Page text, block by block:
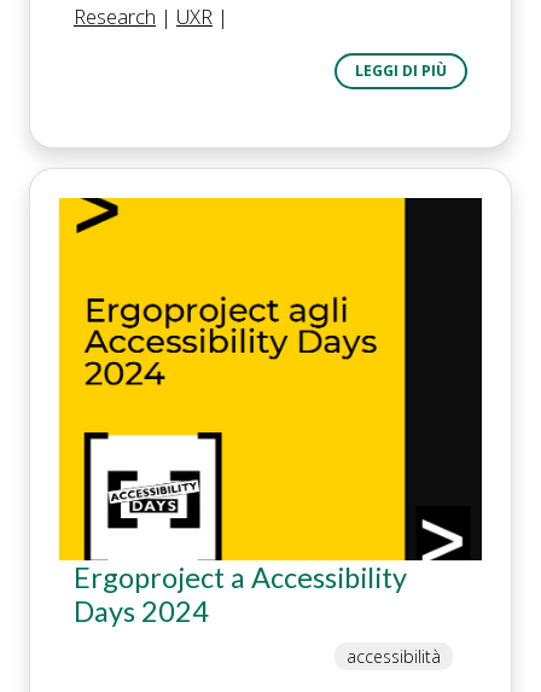
Research | UXR |
LEGGI DI PIÙ
Ergoproject a Accessibility
Days 2024
accessibilità